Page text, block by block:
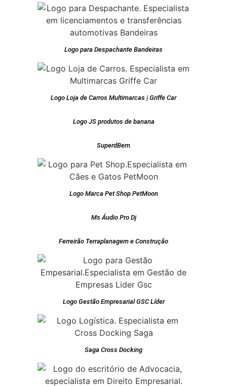
Logo para Despachante Bandeiras
Logo Loja de Carros Multimarcas | Griffe Car
Logo JS produtos de banana
SuperdBem
Logo Marca Pet Shop PetMoon
Ms Áudio Pro Dj
Ferreirão Terraplanagem e Construção
Logo Gestão Empresarial GSC Líder
Saga Cross Docking